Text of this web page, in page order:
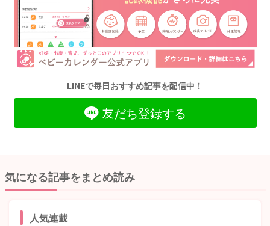
LINEで毎日おすすめ記事を配信中！
友だち登録する
気になる記事をまとめ読み
人気連載